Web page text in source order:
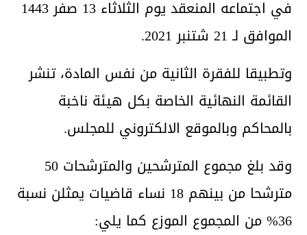
في اجتماعه المنعقد يوم الثلاثاء 13 صفر 1443
الموافق لـ 21 شتنبر 2021.
وتطبيقا للفقرة الثانية من نفس المادة، تنشر
القائمة النهائية الخاصة بكل هيئة ناخبة
بالمحاكم وبالموقع الالكتروني للمجلس.
وقد بلغ مجموع المترشحين والمترشحات 50
مترشحا من بينهم 18 نساء قاضيات يمثلن نسبة
36% من المجموع الموزع كما يلي: